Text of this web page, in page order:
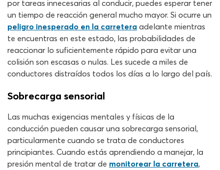
por tareas innecesarias al conducir, puedes esperar tener
un tiempo de reacción general mucho mayor. Si ocurre un
peligro inesperado en la carretera adelante mientras
te encuentras en este estado, las probabilidades de
reaccionar lo suficientemente rápido para evitar una
colisión son escasas o nulas. Les sucede a miles de
conductores distraídos todos los días a lo largo del país.
Sobrecarga sensorial
Las muchas exigencias mentales y físicas de la
conducción pueden causar una sobrecarga sensorial,
particularmente cuando se trata de conductores
principiantes. Cuando estás aprendiendo a manejar, la
presión mental de tratar de monitorear la carretera,